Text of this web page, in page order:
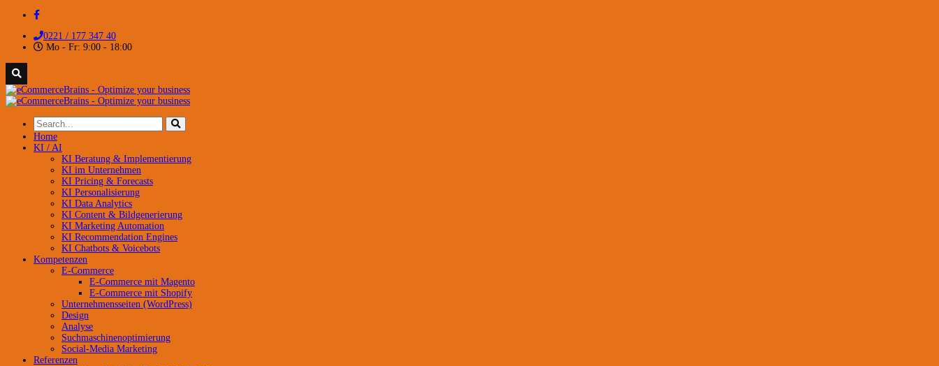
0221 / 177 347 40
Mo - Fr: 9:00 - 18:00
Home
KI / AI
KI Beratung & Implementierung
KI im Unternehmen
KI Pricing & Forecasts
KI Personalisierung
KI Data Analytics
KI Content & Bildgenerierung
KI Marketing Automation
KI Recommendation Engines
KI Chatbots & Voicebots
Kompetenzen
E-Commerce
E-Commerce mit Magento
E-Commerce mit Shopify
Unternehmensseiten (WordPress)
Design
Analyse
Suchmaschinenoptimierung
Social-Media Marketing
Referenzen